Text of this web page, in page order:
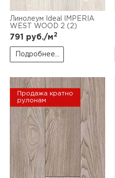
Линолеум Ideal IMPERIA
WEST WOOD 2 (2)
791 руб./м2
Подробнее...
Продажа кратно
рулонам